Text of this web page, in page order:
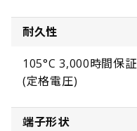
耐久性
105°C 3,000時間保証
(定格電圧)
端子形状